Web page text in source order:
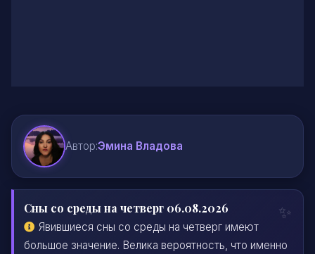
Автор:Эмина Владова
Сны со среды на четверг 06.08.2026
Явившиеся сны со среды на четверг имеют
большое значение. Велика вероятность, что именно